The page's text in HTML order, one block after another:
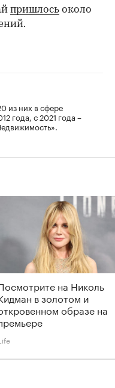
пришлось около
из них в сфере
года, с 2021 года –
на Николь
в золотом и
образе на